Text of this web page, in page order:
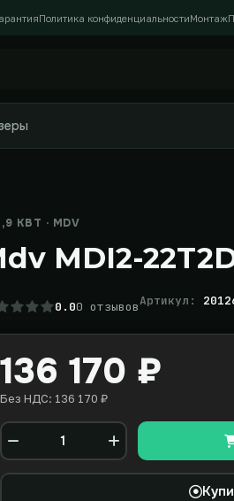
Политика конфиденциальностиМонтаж
КВТ · MDV
MDI2-
0.00 отзывовАртикул:
136 170 ₽
Без НДС: 136 170 ₽
Количество